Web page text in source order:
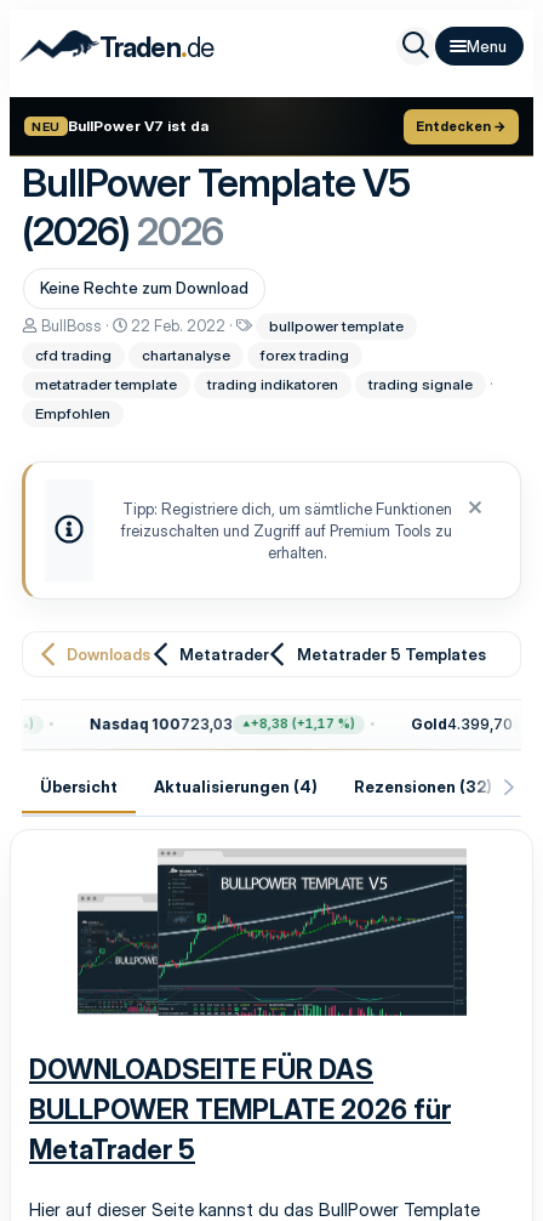
Traden.de
NEU BullPower V7 ist da Entdecken →
BullPower Template V5
(2026) 2026
Keine Rechte zum Download
A
t
o
BullBoss
D
u
l
22 Feb. 2022
h
l
e
bullpower template
cfd trading
chartanalyse
forex trading
metatrader template
trading indikatoren
trading signale
Empfohlen
Tipp: Registriere dich, um sämtliche Funktionen
freizuschalten und Zugriff auf Premium Tools zu
erhalten.
Downloads Metatrader Metatrader 5 Templates
Nasdaq 100 723,03 +8,38 (+1,17 %) Gold4.399,70
Übersicht Aktualisierungen (4) Rezensionen (32)
DOWNLOADSEITE FÜR DAS
BULLPOWER TEMPLATE 2026 für
MetaTrader 5
Hier auf dieser Seite kannst du das BullPower Template